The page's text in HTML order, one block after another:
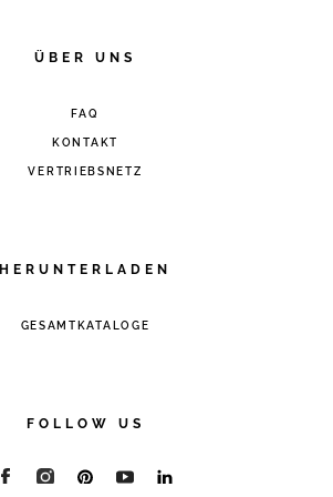
ÜBER UNS
FAQ
KONTAKT
VERTRIEBSNETZ
HERUNTERLADEN
GESAMTKATALOGE
FOLLOW US